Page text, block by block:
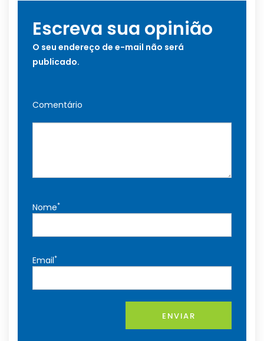
Escreva sua opinião
O seu endereço de e-mail não será
publicado.
Comentário
Nome*
Email*
ENVIAR